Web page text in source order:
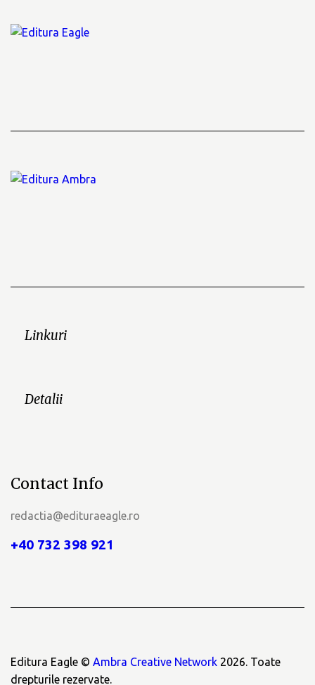
Linkuri
Detalii
Contact Info
redactia@edituraeagle.ro
+40 732 398 921
Editura Eagle © Ambra Creative Network 2026. Toate
drepturile rezervate.